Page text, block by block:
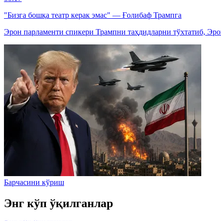
"Бизга бошқа театр керак эмас" — Ғолибаф Трампга
Эрон парламенти спикери Трампни таҳдидларни тўхтатиб,
Барчасини кўриш
Энг кўп ўқилганлар